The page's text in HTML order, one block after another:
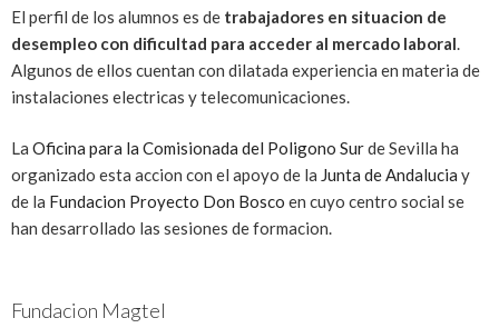
El perfil de los alumnos es de trabajadores en situacion de
desempleo con dificultad para acceder al mercado laboral.
Algunos de ellos cuentan con dilatada experiencia en materia de
instalaciones electricas y telecomunicaciones.
La Oficina para la Comisionada del Poligono Surde Sevilla ha
organizado esta accion con el apoyo de la Junta de Andalucia y
de la Fundacion Proyecto Don Bosco en cuyo centro social se
han desarrollado las sesiones de formacion.
Fundacion Magtel